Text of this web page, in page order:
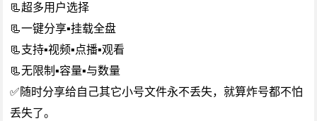
📃超多用户选择
📃一键分享▪️挂载全盘
📃支持▪️视频▪️点播▪️观看
📃无限制▪️容量▪️与数量
✅随时分享给自己其它小号文件永不丢失，就算炸号都不怕
丢失了。